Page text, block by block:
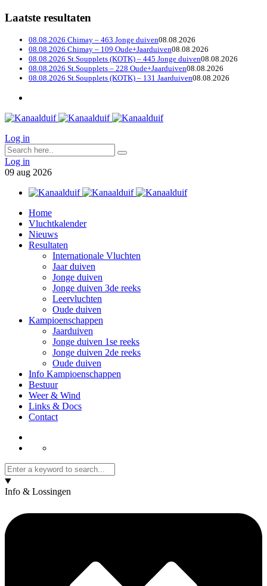
Laatste resultaten
08.08.2026 Chimay – 463 Jonge duiven08.08.2026
08.08.2026 Chimay – 109 Oude+Jaarduiven08.08.2026
08.08.2026 St.Soupplets (KOTK) – 445 Jonge duiven08.08.2026
08.08.2026 St.Soupplets – 228 Oude+Jaarduiven08.08.2026
08.08.2026 St.Soupplets (KOTK) – 131 Jaarduiven08.08.2026
Log in
Log in
09 aug 2026
Home
Vluchtkalender
Nieuws
Resultaten
Internationale Vluchten
Jaar duiven
Jonge duiven
Jonge duiven 3de reeks
Leervluchten
Oude duiven
Kampioenschappen
Jaarduiven
Jonge duiven 1se reeks
Jonge duiven 2de reeks
Oude duiven
Info Kampioenschappen
Bestuur
Weer & Wind
Links & Docs
Contact
Info & Lossingen